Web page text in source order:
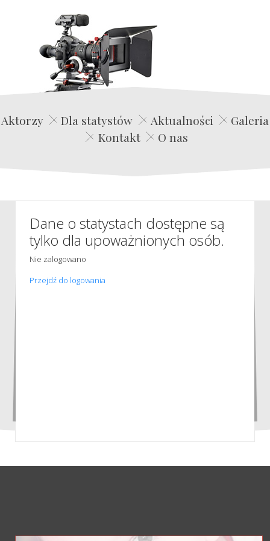
Edwin Film Agencja Aktorska
Aktorzy Dla statystów Aktualności
Galeria
Kontakt
O nas
Dane o statystach dostępne są
tylko dla upoważnionych osób.
Nie zalogowano
Przejdź do logowania